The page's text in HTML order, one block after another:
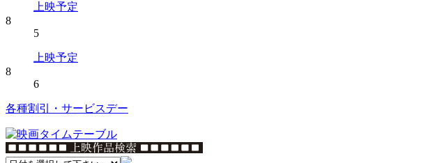
上映予定
8
5
上映予定
8
6
各種割引・サービスデー